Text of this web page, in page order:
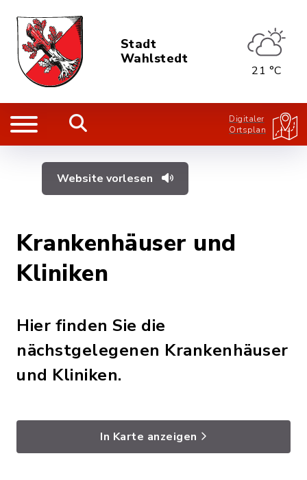
Stadt
Wahlstedt
21 °C
Digitaler
Ortsplan
Website vorlesen
Krankenhäuser und
Kliniken
Hier finden Sie die
nächstgelegenen Krankenhäuser
und Kliniken.
In Karte anzeigen